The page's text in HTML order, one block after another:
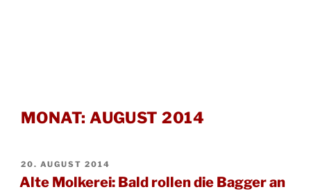
MONAT:AUGUST 2014
VERÖFFENTLICHT
AM
20. AUGUST 2014
Alte Molkerei: Bald rollen die Bagger an